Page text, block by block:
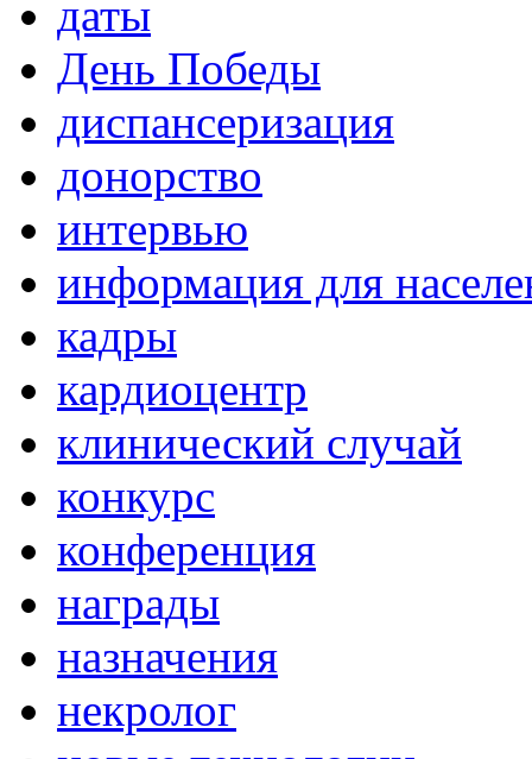
даты
День Победы
диспансеризация
донорство
интервью
информация для
кадры
кардиоцентр
клинический случай
конкурс
конференция
награды
назначения
некролог